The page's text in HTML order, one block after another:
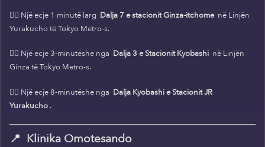
🚶‍♀️ Një ecje 1 minutë larg Dalja 7 e stacionit Ginza-itchomenë Linjën
Yurakucho të Tokyo Metro-s.
🚶‍♀️ Një ecje 3-minutëshe nga Dalja 3 e Stacionit Kyobashi në Linjën
Ginza të Tokyo Metro-s.
🚶‍♀️ Një ecje 8-minutëshe nga Dalja Kyobashi e Stacionit JR
Yurakucho .
📍 Klinika Omotesando